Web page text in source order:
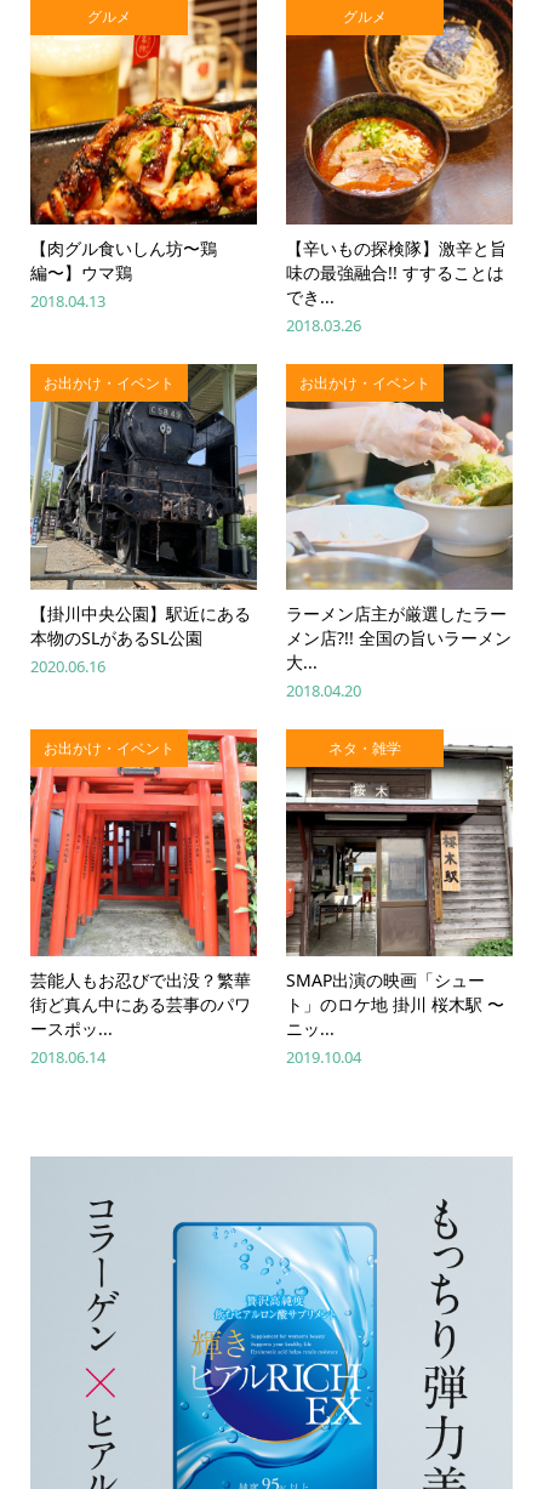
グルメ
【肉グル食いしん坊〜鶏
編〜】ウマ鶏
2018.04.13
グルメ
【辛いもの探検隊】激辛と旨
味の最強融合!! すすることは
でき...
2018.03.26
お出かけ・イベント
【掛川中央公園】駅近にある
本物のSLがあるSL公園
2020.06.16
お出かけ・イベント
ラーメン店主が厳選したラー
メン店?!! 全国の旨いラーメン
大...
2018.04.20
お出かけ・イベント
芸能人もお忍びで出没？繁華
街ど真ん中にある芸事のパワ
ースポッ...
2018.06.14
ネタ・雑学
SMAP出演の映画「シュー
ト」のロケ地 掛川 桜木駅 〜
ニッ...
2019.10.04